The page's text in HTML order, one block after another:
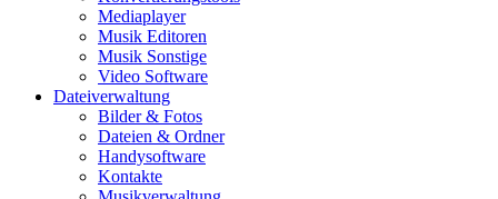
Mediaplayer
Musik Editoren
Musik Sonstige
Video Software
Dateiverwaltung
Bilder & Fotos
Dateien & Ordner
Handysoftware
Kontakte